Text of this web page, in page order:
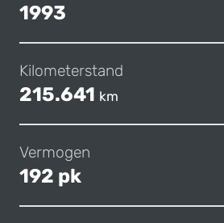
1993
Kilometerstand
215.641 km
Vermogen
192 pk